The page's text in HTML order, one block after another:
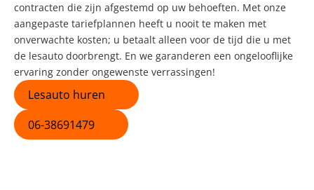
contracten die zijn afgestemd op uw behoeften. Met onze
aangepaste tariefplannen heeft u nooit te maken met
onverwachte kosten; u betaalt alleen voor de tijd die u met
de lesauto doorbrengt. En we garanderen een ongelooflijke
ervaring zonder ongewenste verrassingen!
Lesauto huren
06-38691479